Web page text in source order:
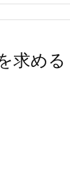
求める